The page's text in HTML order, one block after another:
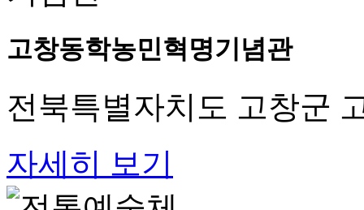
고창동학농민혁명기념관
전북특별자치도 고창군
자세히 보기